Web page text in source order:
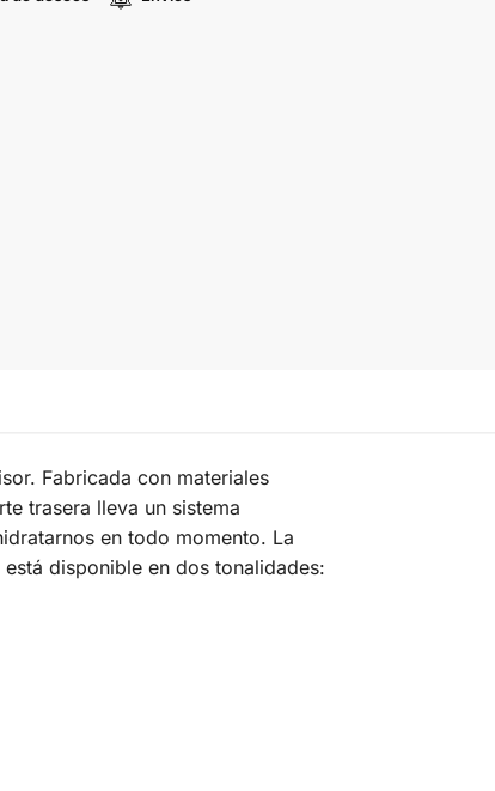
Fabricada con materiales
trasera lleva un sistema
en todo momento. La
disponible en dos tonalidades: